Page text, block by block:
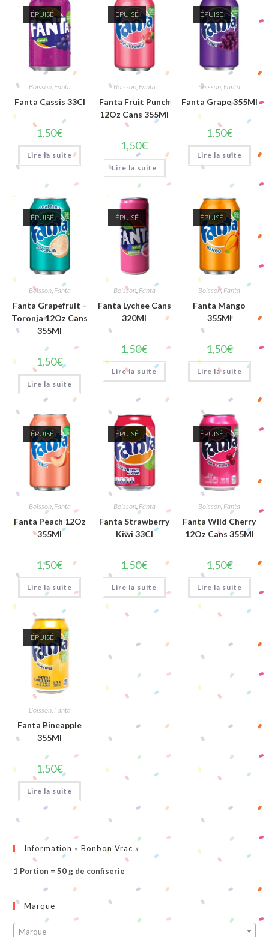
ÉPUISÉ
Boisson, Fanta
Fanta Cassis 33Cl
1,50€
Lire la suite
ÉPUISÉ
Boisson, Fanta
Fanta Fruit Punch
12Oz Cans 355Ml
1,50€
Lire la suite
ÉPUISÉ
Boisson Fanta
Fanta Grape 355Ml
1,50€
Lire la suite
ÉPUISÉ
Boisson, Fanta
Fanta Grapefruit –
Toronja 12Oz Cans
355Ml
1,50€
Lire la suite
ÉPUISÉ
Boisson, Fanta
Fanta Lychee Cans
320Ml
1,50€
Lire la suite
ÉPUISÉ
Boisson, Fanta
Fanta Mango
355Ml
1,50€
Lire la suite
ÉPUISÉ
Boisson, Fanta
Fanta Peach 12Oz
355Ml
1,50€
Lire la suite
ÉPUISÉ
Boisson, Fanta
Fanta Strawberry
Kiwi 33Cl
1,50€
Lire la suite
ÉPUISÉ
Boisson Fanta
Fanta Wild Cherry
12Oz Cans 355Ml
1,50€
Lire la suite
ÉPUISÉ
Boisson, Fanta
Fanta Pineapple
355Ml
1,50€
Lire la suite
Information « Bonbon Vrac »
1 Portion = 50 g de confiserie
Marque
Marque